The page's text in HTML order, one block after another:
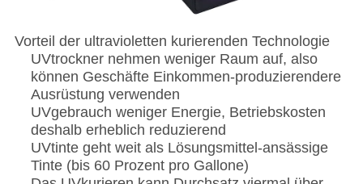
Vorteil der ultravioletten kurierenden Technologie
UVtrockner nehmen weniger Raum auf, also
können Geschäfte Einkommen-produzierendere
Ausrüstung verwenden
UVgebrauch weniger Energie, Betriebskosten
deshalb erheblich reduzierend
UVtinte geht weit als Lösungsmittel-ansässige
Tinte (bis 60 Prozent pro Gallone)